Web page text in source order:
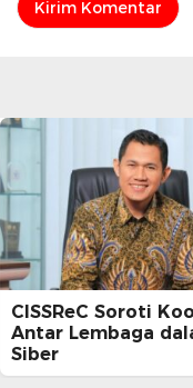
CISSReC Soroti
Antar Lembaga
Siber